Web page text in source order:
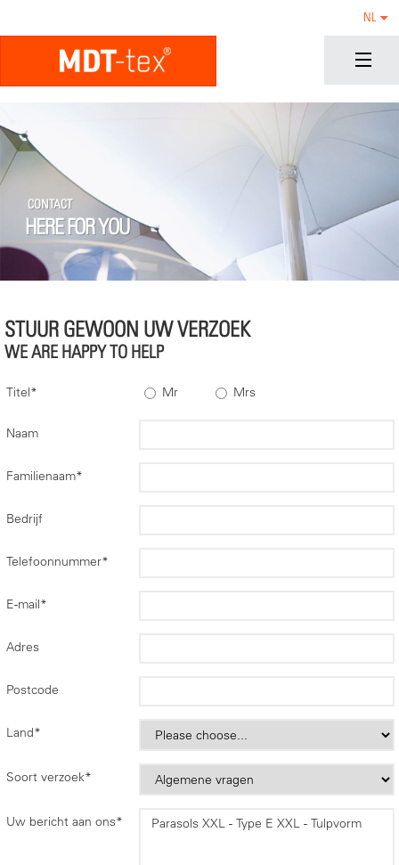
NL
CONTACT
HERE FOR YOU
STUUR GEWOON UW VERZOEK
WE ARE HAPPY TO HELP
Titel* Mr Mrs
Naam
Familienaam*
Bedrijf
Telefoonnummer*
E-mail*
Adres
Postcode
Land*
Soort verzoek*
Uw bericht aan ons*